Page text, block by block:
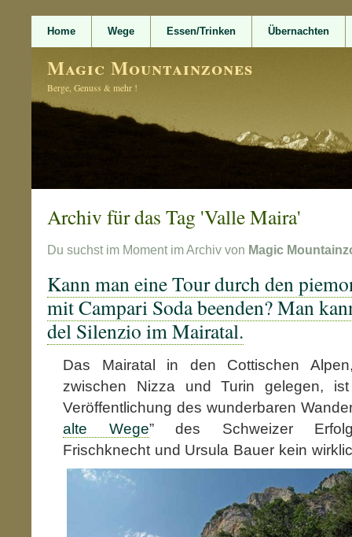
Home Wege Essen/Trinken Übernachten
Magic Mountainzones
Berge, Genuss & mehr !
Archiv für das Tag 'Valle Maira'
Du suchst im Moment im Archiv von Magic
Kann man eine Tour durch den
mit Campari Soda beenden? Man
del Silenzio im Mairatal.
Das Mairatal in den Cottischen
zwischen Nizza und Turin gelegen,
Veröffentlichung des wunderbaren
alte Wege” des Schweizer
Frischknecht und Ursula Bauer kein